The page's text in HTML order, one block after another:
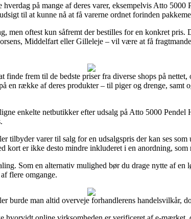
på mange af deres varer, eksempelvis Atto
til at kunne nå at få varerne ordnet forinden
men oftest kun såfremt der bestilles for en konkret
Middelfart eller Gilleleje – vil være at få
frem til de bedste priser fra diverse shops på
en række af deres produkter – til piger og drenge, samt
enkelte netbutikker efter udsalg på Atto 5000 Pendel
tilbyder varer til salg for en udsalgspris der kan ses
kort er ikke desto mindre inkluderet i en anordning, som
Som en alternativ mulighed bør du drage nytte af
flere omgange.
burde man altid overveje forhandlerens handelsvilkår,